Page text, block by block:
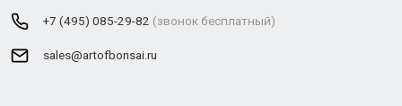
+7 (495) 085-29-82 (звонок бесплатный)
sales@artofbonsai.ru